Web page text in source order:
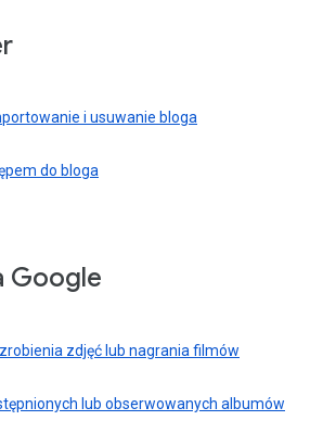
i usuwanie bloga
do bloga
Google
zdjęć lub nagrania filmów
lub obserwowanych albumów